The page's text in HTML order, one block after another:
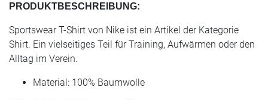
PRODUKTBESCHREIBUNG:
Sportswear T-Shirt von Nike ist ein Artikel der Kategorie
Shirt. Ein vielseitiges Teil für Training, Aufwärmen oder den
Alltag im Verein.
Material: 100% Baumwolle